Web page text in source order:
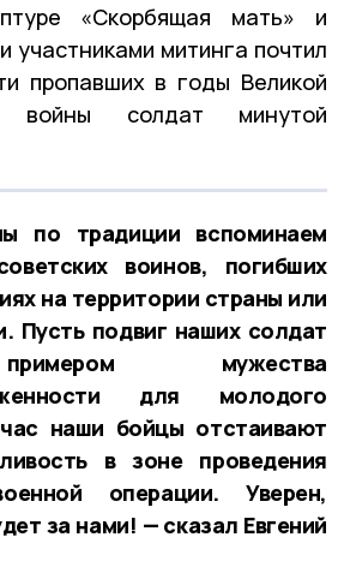
«Скорбящая мать» и
участниками митинга почтил
пропавших в годы Великой
войны солдат минутой
по традиции вспоминаем
воинов, погибших
на территории страны или
Пусть подвиг наших солдат
мужества
для молодого
наши бойцы отстаивают
в зоне проведения
операции. Уверен,
за нами! — сказал Евгений